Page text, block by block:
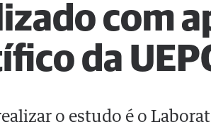
com
da
o estudo é o